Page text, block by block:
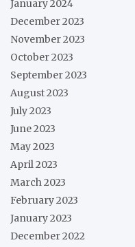
January 2024
December 2023
November 2023
October 2023
September 2023
August 2023
July 2023
June 2023
May 2023
April 2023
March 2023
February 2023
January 2023
December 2022